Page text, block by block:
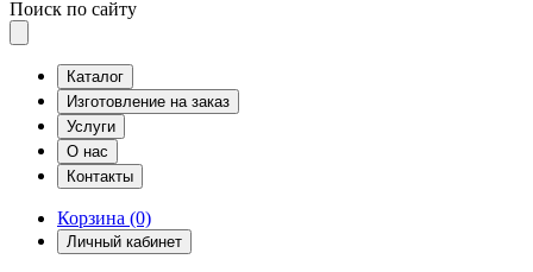
Поиск по сайту
Каталог
Изготовление на заказ
Услуги
О нас
Контакты
Корзина (0)
Личный кабинет